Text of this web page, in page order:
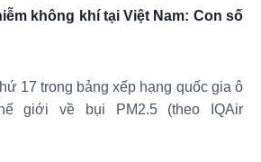
không khí tại Việt Nam: Con số
17 trong bảng xếp hạng quốc gia ô
giới về bụi PM2.5 (theo IQAir